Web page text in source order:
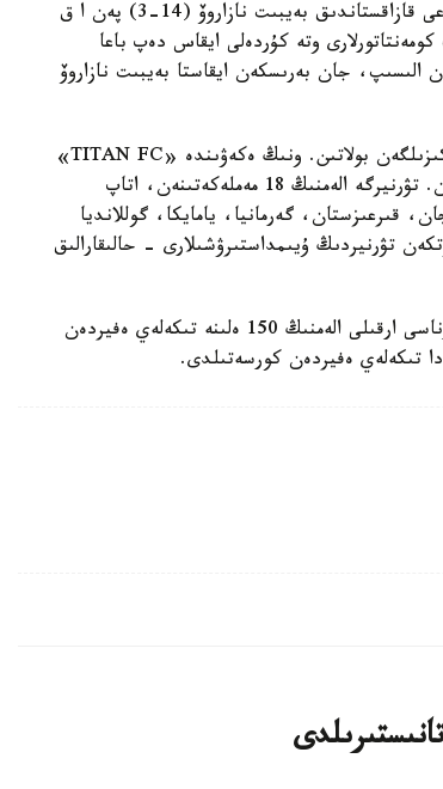
كەشتىڭ ايتۋلى جەكپە-جەكتەرىنىڭ ءبىرى 69,9 كەلى سالماقتاعى قازاقستاندىق بەيبىت نازاروۆ (14-3) پەن ا ق
5) ايقاسى ەدى. سپورت كومەنتاتورلارى وتە كۇردەلى ايقاس دەپ باعا
25 مينۋتقا سوزىلدى. جان الىسىپ، جان بەرىسكەن ايقاستا بەيبىت نازاروۆ
ايتا كەتسەك، اتالمىش تۋرنير اياسىندا بىرنەشە جەكپە-جەك وتكىزىلگەن بولاتىن. ونىڭ ەكەۋىندە «TITAN FC»
تۇجىرىمى بويىنشا الەم چەمپيوندارىنىڭ بەلدىگى ساراپقا سالىنعان. تۋرنيرگە الەمنىڭ 18 مەملەكەتىنەن، اتاپ
قىرعىزستان، گەرمانيا، يامايكا، گوللانديا
تۋرنيردىڭ ۇيىمداستىرۋشىلارى - حالىقارالىق
اتالعان ءىس-شارانى ا ق ش- تىڭ «UFC FIGHT PASS» ارناسى ارقىلى الەمنىڭ 150 ەلىنە تىكەلەي ەفيردەن
تىكەلەي ەفيردەن كورسەتىلدى.